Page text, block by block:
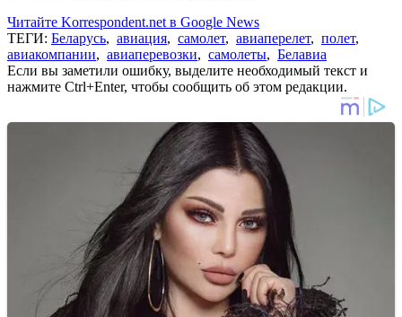
Читайте Korrespondent.net в Google News
ТЕГИ: Беларусь, авиация, самолет, авиаперелет, полет,
авиакомпании, авиаперевозки, самолеты, Белавиа
Если вы заметили ошибку, выделите необходимый текст и
нажмите Ctrl+Enter, чтобы сообщить об этом редакции.